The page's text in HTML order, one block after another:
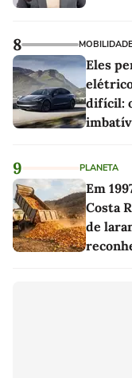
8 MOBILIDADE
Eles
difícil:
9 PLANETA
Em
Costa
de